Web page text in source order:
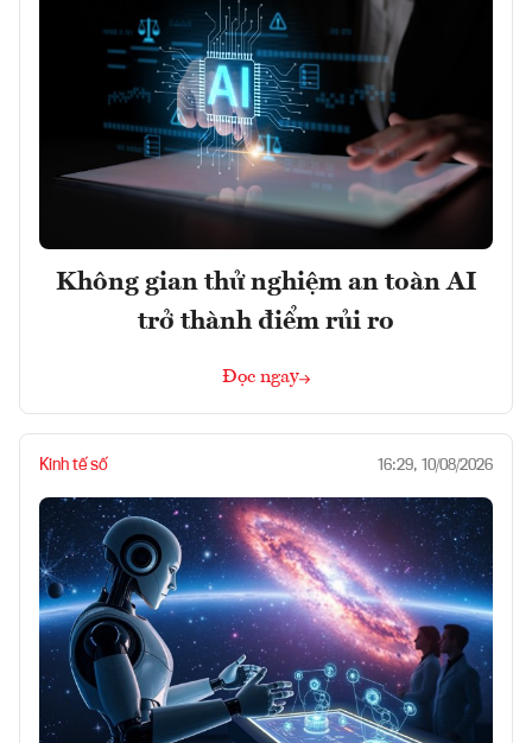
Không gian thử nghiệm an toàn AI
trở thành điểm rủi ro
Đọc ngay
Kinh tế số 16:29, 10/08/2026